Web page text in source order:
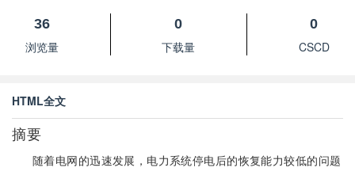
36
浏览量
0
下载量
0
CSCD
HTML全文
摘要
随着电网的迅速发展，电力系统停电后的恢复能力较低的问题